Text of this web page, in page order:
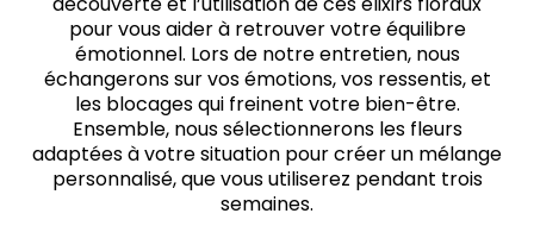
pour vous aider à retrouver votre équilibre
émotionnel. Lors de notre entretien, nous
échangerons sur vos émotions, vos ressentis, et
les blocages qui freinent votre bien-être.
Ensemble, nous sélectionnerons les fleurs
adaptées à votre situation pour créer un mélange
personnalisé, que vous utiliserez pendant trois
semaines.